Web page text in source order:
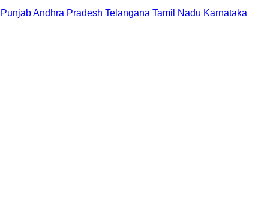
PunjabAndhra Pradesh Telangana Tamil Nadu Karnataka